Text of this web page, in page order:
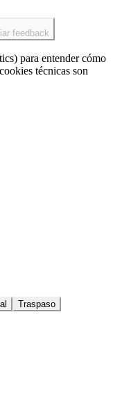
feedback
para entender cómo
técnicas son
Traspaso